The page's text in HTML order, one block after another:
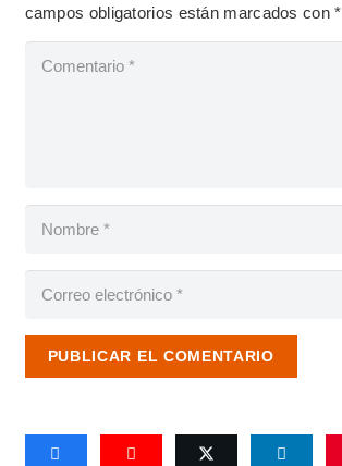
campos obligatorios están marcados con*
PUBLICAR EL COMENTARIO